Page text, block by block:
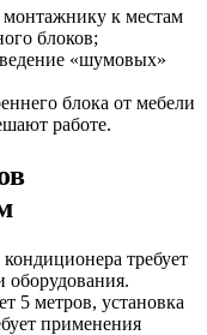
к местам
блоков;
«шумовых»
блока от мебели
работе.
требует
оборудования.
5 метров, установка
применения